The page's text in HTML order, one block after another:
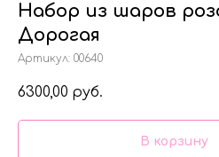
Набор из шаров
Дорогая
Артикул: 00640
6300,00 руб.
В корзину